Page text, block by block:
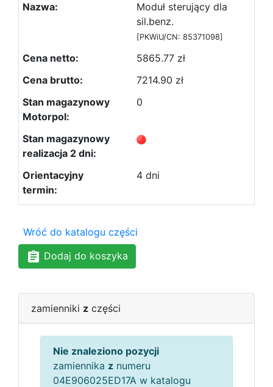
Moduł sterujący dla
sil.benz.
[PKWiU/CN: 85371098]
5865.77 zł
7214.90 zł
0
4 dni
Wróć do katalogu części
Dodaj do koszyka
zamienniki z części
Nie znaleziono pozycji
zamiennika z numeru
04E906025ED17A w katalogu